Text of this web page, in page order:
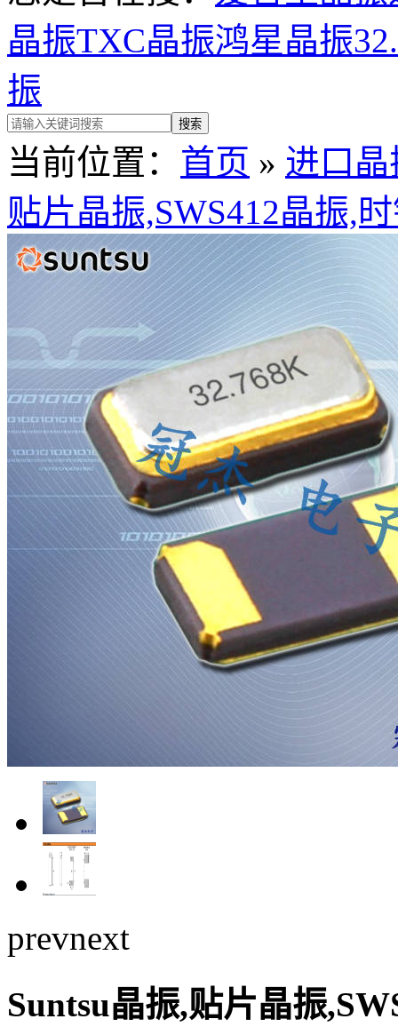
晶振TXC晶振鸿星晶振
振
当前位置： 首页 » 进口晶
贴片晶振,SWS412晶振,
prevnext
Suntsu晶振,贴片晶振